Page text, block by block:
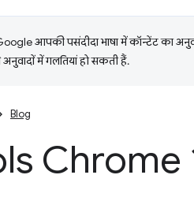
आपकी पसंदीदा भाषा में कॉन्टेंट का
में गलतियां हो सकती हैं.
Blog
Chrome